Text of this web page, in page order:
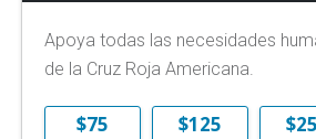
Apoya todas las necesidades
de la Cruz Roja Americana.
$75 $125